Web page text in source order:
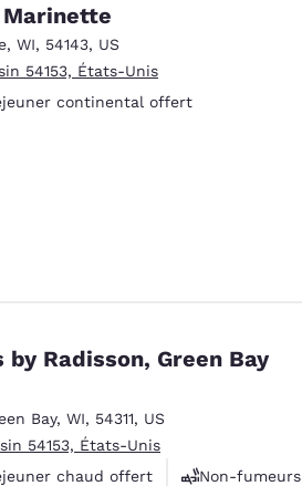
, WI, 54143, US
54153, États-Unis
continental offert
Radisson, Green Bay
Bay, WI, 54311, US
54153, États-Unis
chaud offert
Non-fumeurs